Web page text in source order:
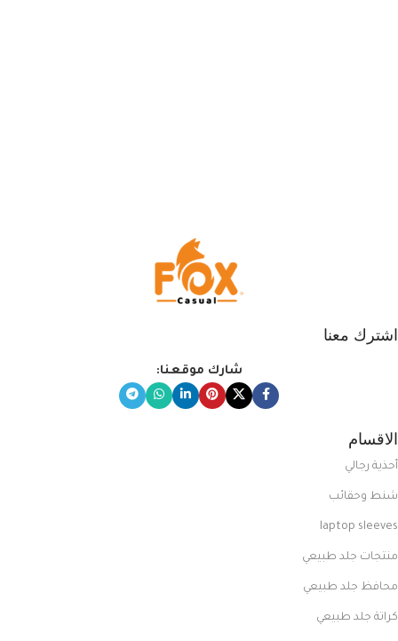
اشترك معنا
شارك موقعنا:
الاقسام
أحذية رجالي
شنط وحقائب
laptop sleeves
منتجات جلد طبيعي
محافظ جلد طبيعي
كراتة جلد طبيعي